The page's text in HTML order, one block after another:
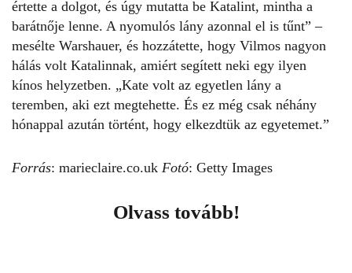
értette a dolgot, és úgy mutatta be Katalint, mintha a
barátnője lenne. A nyomulós lány azonnal el is tűnt” –
mesélte Warshauer, és hozzátette, hogy Vilmos nagyon
hálás volt Katalinnak, amiért segített neki egy ilyen
kínos helyzetben. „Kate volt az egyetlen lány a
teremben, aki ezt megtehette. És ez még csak néhány
hónappal azután történt, hogy elkezdtük az egyetemet.”
Forrás: marieclaire.co.uk Fotó: Getty Images
Olvass tovább!